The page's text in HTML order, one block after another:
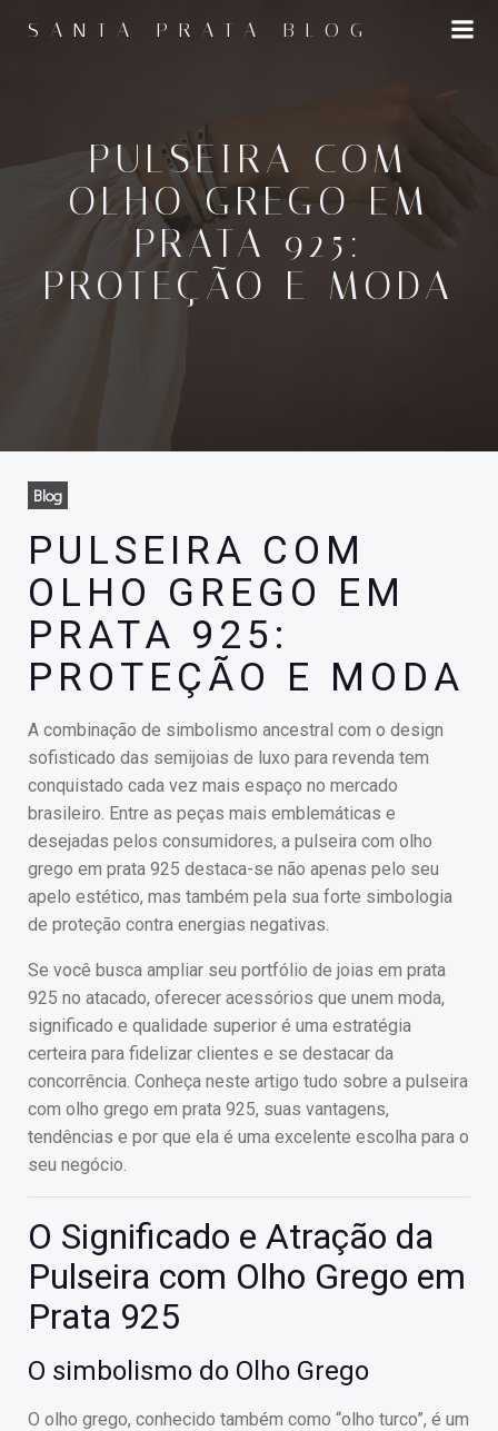
para
SANTA PRATA BLOG
PULSEIRA COM
OLHO GREGO EM
PRATA 925:
PROTEÇÃO E MODA
Blog
PULSEIRA COM
OLHO GREGO EM
PRATA 925:
PROTEÇÃO E MODA
A combinação de simbolismo ancestral com o design
sofisticado das semijoias de luxo para revenda tem
conquistado cada vez mais espaço no mercado
brasileiro. Entre as peças mais emblemáticas e
desejadas pelos consumidores, a pulseira com olho
grego em prata 925 destaca-se não apenas pelo seu
apelo estético, mas também pela sua forte simbologia
de proteção contra energias negativas.
Se você busca ampliar seu portfólio de joias em prata
925 no atacado, oferecer acessórios que unem moda,
significado e qualidade superior é uma estratégia
certeira para fidelizar clientes e se destacar da
concorrência. Conheça neste artigo tudo sobre a pulseira
com olho grego em prata 925, suas vantagens,
tendências e por que ela é uma excelente escolha para o
seu negócio.
O Significado e Atração da
Pulseira com Olho Grego em
Prata 925
O simbolismo do Olho Grego
O olho grego, conhecido também como “olho turco”, é um